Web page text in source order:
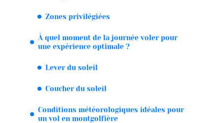
Zones privilégiées
À quel moment de la journée voler pour
une expérience optimale ?
Lever du soleil
Coucher du soleil
Conditions météorologiques idéales pour
un vol en montgolfière